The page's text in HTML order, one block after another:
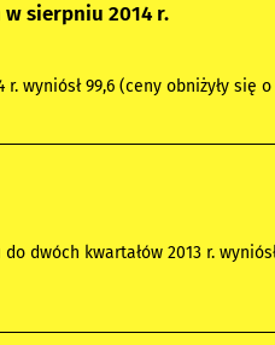
sierpniu 2014 r.
wyniósł 99,6 (ceny obniżyły się o
dwóch kwartałów 2013 r.